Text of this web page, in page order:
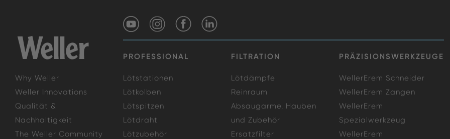
PROFESSIONAL FILTRATION PRÄZISIONSWERKZEUGE
Why Weller
Weller Innovations
Qualität &
Nachhaltigkeit
The Weller Community
Lötstationen
Lötkolben
Lötspitzen
Lötdraht
Lötzubehör
Lötdämpfe
Reinraum
Absaugarme, Hauben
und Zubehör
Ersatzfilter
WellerErem Schneider
WellerErem Zangen
WellerErem
Spezialwerkzeug
WellerErem